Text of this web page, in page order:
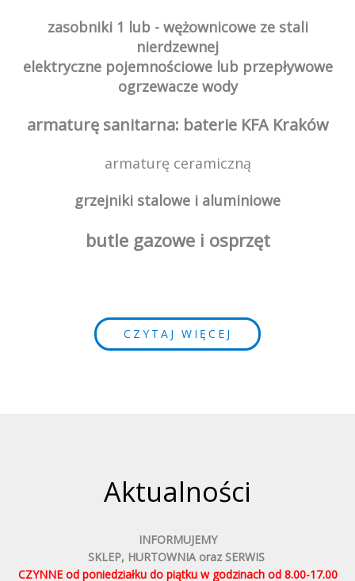
zasobniki 1 lub - wężownicowe ze stali
nierdzewnej
elektryczne pojemnościowe lub przepływowe
ogrzewacze wody
armaturę sanitarna: baterie KFA Kraków
armaturę ceramiczną
grzejniki stalowe i aluminiowe
butle gazowe i osprzęt
CZYTAJ WIĘCEJ
Aktualności
INFORMUJEMY
SKLEP, HURTOWNIA oraz SERWIS
CZYNNE od poniedziałku do piątku w godzinach od 8.00-17.00